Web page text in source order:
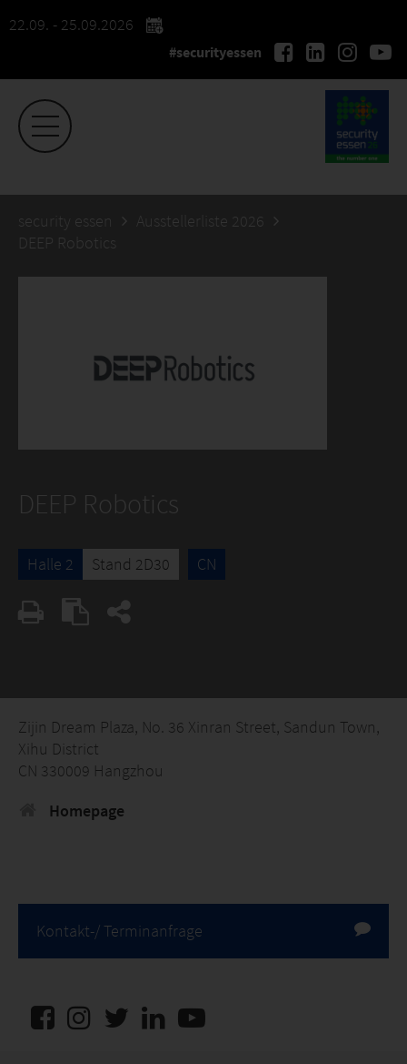
22.09. - 25.09.2026
#securityessen
security essen
Ausstellerliste 2026
DEEP Robotics
DEEP Robotics
Halle 2 Stand 2D30 CN
Zijin Dream Plaza, No. 36 Xinran Street, Sandun Town,
Xihu District
CN 330009 Hangzhou
Homepage
Kontakt-/ Terminanfrage